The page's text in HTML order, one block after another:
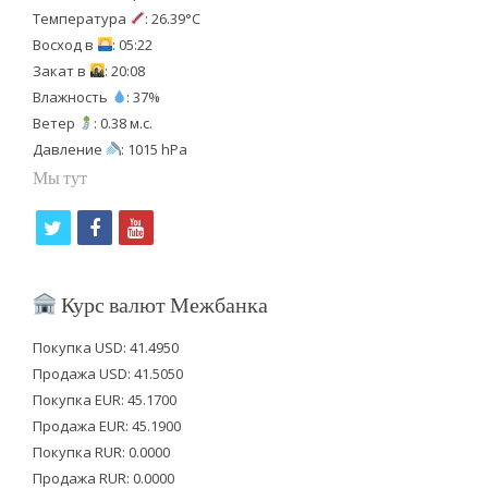
Температура
: 26.39°C
Восход в
: 05:22
Закат в
: 20:08
Влажность
: 37%
Ветер
: 0.38 м.с.
Давление
: 1015 hPa
Мы тут
i
t
e
r
f
b
o
o
k
y
u
b
e
Курс валют Межбанка
Покупка USD: 41.4950
Продажа USD: 41.5050
Покупка EUR: 45.1700
Продажа EUR: 45.1900
Покупка RUR: 0.0000
Продажа RUR: 0.0000